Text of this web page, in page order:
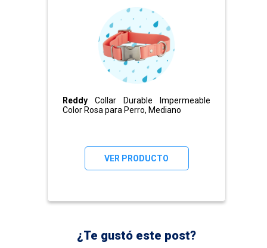
Reddy Collar Durable Impermeable
Color Rosa para Perro, Mediano
VER PRODUCTO
¿Te gustó este post?